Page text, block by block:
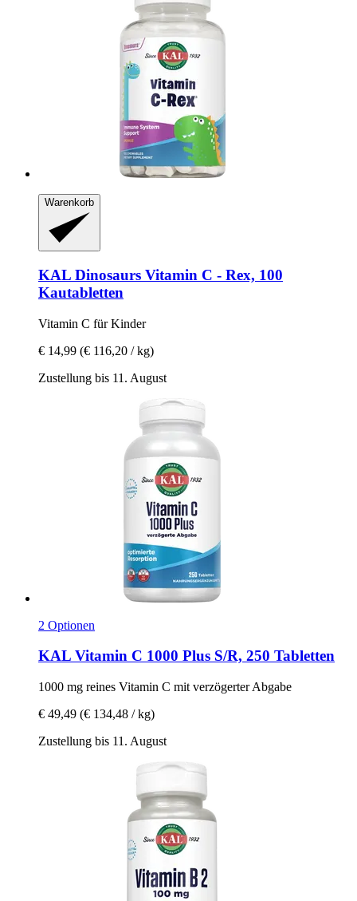
Warenkorb
KAL Dinosaurs Vitamin C -​ Rex, 100
Kautabletten
Vitamin C für Kinder
€ 14,99 (€ 116,20 / kg)
Zustellung bis 11. August
2 Optionen
KAL Vitamin C 1000 Plus S/R, 250 Tabletten
1000 mg reines Vitamin C mit verzögerter Abgabe
€ 49,49 (€ 134,48 / kg)
Zustellung bis 11. August